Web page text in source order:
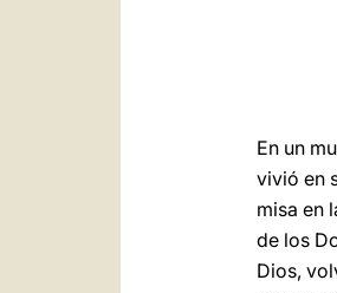
En un
vivió en
misa en
de los
Dios,